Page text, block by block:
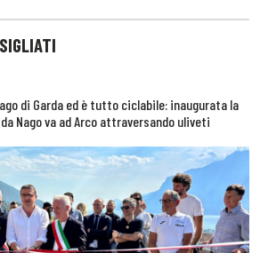
di Garda ed è tutto ciclabile: inaugurata la
Nago va ad Arco attraversando uliveti